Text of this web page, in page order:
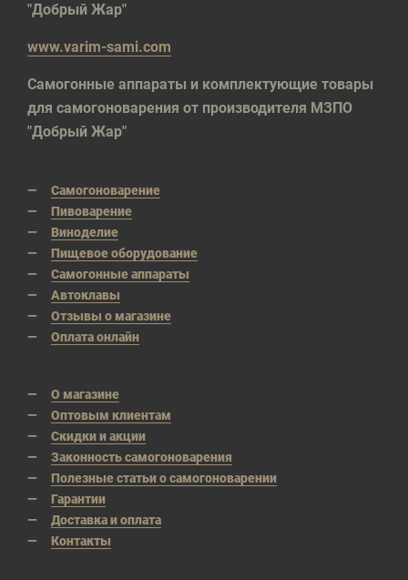
"Добрый Жар"
www.varim-sami.com
Самогонные аппараты и комплектующие товары
для самогоноварения от производителя МЗПО
"Добрый Жар"
Самогоноварение
Пивоварение
Виноделие
Пищевое оборудование
Самогонные аппараты
Автоклавы
Отзывы о магазине
Оплата онлайн
О магазине
Оптовым клиентам
Скидки и акции
Законность самогоноварения
Полезные статьи о самогоноварении
Гарантии
Доставка и оплата
Контакты